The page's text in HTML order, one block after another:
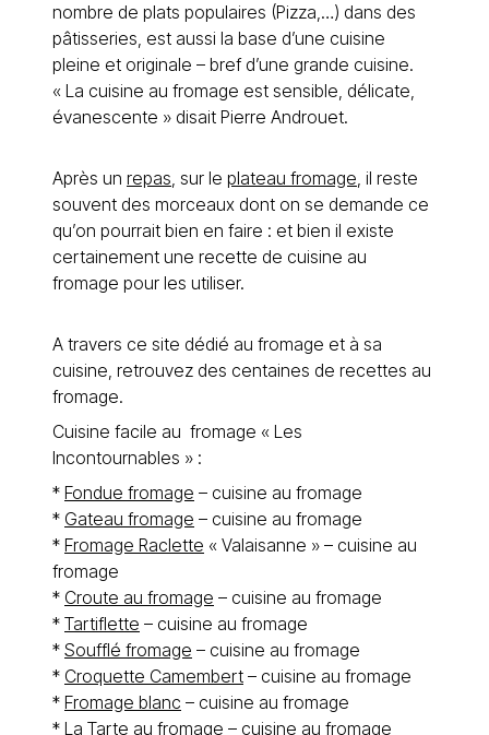
nombre de plats populaires (Pizza,…) dans des
pâtisseries, est aussi la base d’une cuisine
pleine et originale – bref d’une grande cuisine.
« La cuisine au fromage est sensible, délicate,
évanescente » disait Pierre Androuet.
Après un repas, sur le plateau fromage, il reste
souvent des morceaux dont on se demande ce
qu’on pourrait bien en faire : et bien il existe
certainement une recette de cuisine au
fromage pour les utiliser.
A travers ce site dédié au fromage et à sa
cuisine, retrouvez des centaines de recettes au
fromage.
Cuisine facile au fromage « Les
Incontournables » :
* Fondue fromage – cuisine au fromage
* Gateau fromage – cuisine au fromage
* Fromage Raclette « Valaisanne » – cuisine au
fromage
* Croute au fromage – cuisine au fromage
* Tartiflette – cuisine au fromage
* Soufflé fromage – cuisine au fromage
* Croquette Camembert – cuisine au fromage
* Fromage blanc – cuisine au fromage
* La Tarte au fromage – cuisine au fromage